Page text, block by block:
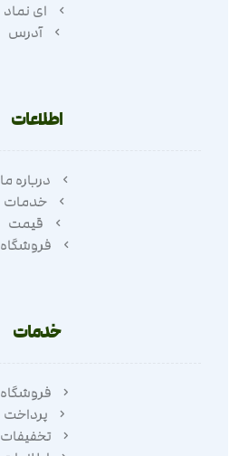
ای نماد
آدرس
اطلاعات
درباره ما
خدمات
قیمت
فروشگاه
خدمات
فروشگاه
پرداخت
تخفیفات